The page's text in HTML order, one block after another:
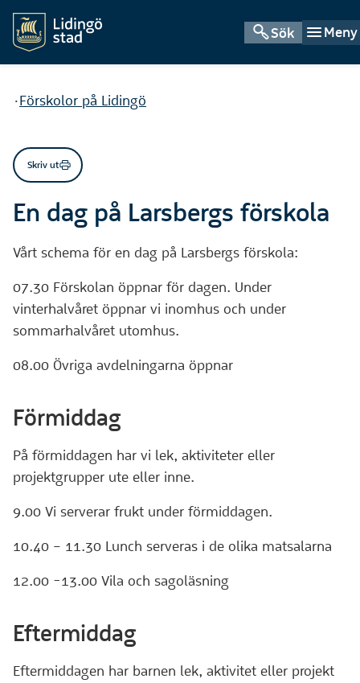
Sök Meny
Du är här:
Förskolor på Lidingö
Skriv ut
En dag på Larsbergs förskola
Vårt schema för en dag på Larsbergs förskola:
07.30 Förskolan öppnar för dagen. Under
vinterhalvåret öppnar vi inomhus och under
sommarhalvåret utomhus.
08.00 Övriga avdelningarna öppnar
Förmiddag
På förmiddagen har vi lek, aktiviteter eller
projektgrupper ute eller inne.
9.00 Vi serverar frukt under förmiddagen.
10.40 – 11.30 Lunch serveras i de olika matsalarna
12.00 -13.00 Vila och sagoläsning
Eftermiddag
Eftermiddagen har barnen lek, aktivitet eller projekt